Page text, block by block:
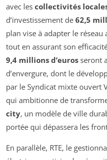
avec les collectivités
d’investissement de 62,5
plan vise à adapter le
tout en assurant son
9,4 millions d’euros seront
d’envergure, dont le
par le Syndicat mixte ouvert
qui ambitionne de
city, un modèle de ville
portée qui dépassera les
En parallèle, RTE, le